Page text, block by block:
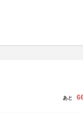
あと